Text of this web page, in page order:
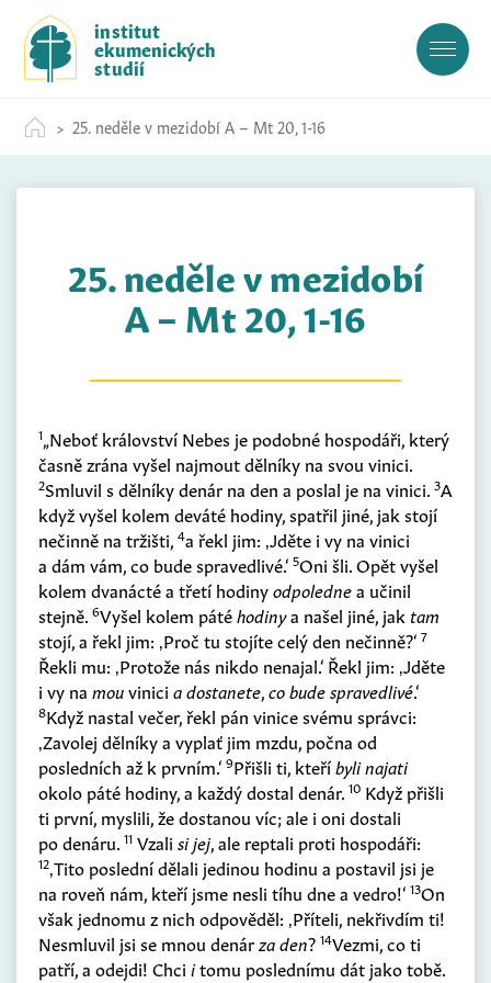
c
institut
ekumenických
studií
25. neděle v mezidobí A – Mt 20, 1-16
25. neděle v mezidobí
A – Mt 20, 1-16
1„Neboť království Nebes je podobné hospodáři, který
časně zrána vyšel najmout dělníky na svou vinici.
2Smluvil s dělníky denár na den a poslal je na vinici. 3A
když vyšel kolem deváté hodiny, spatřil jiné, jak stojí
nečinně na tržišti, 4a řekl jim: ‚Jděte i vy na vinici
a dám vám, co bude spravedlivé.‘ 5Oni šli. Opět vyšel
kolem dvanácté a třetí hodinyodpolednea učinil
stejně. 6Vyšel kolem pátéhodinya našel jiné, jak tam
stojí, a řekl jim: ‚Proč tu stojíte celý den nečinně?‘ 7
Řekli mu: ‚Protože nás nikdo nenajal.‘ Řekl jim: ‚Jděte
i vy na mouvinici a dostanete,co bude spravedlivé.‘
8Když nastal večer, řekl pán vinice svému správci:
‚Zavolej dělníky a vyplať jim mzdu, počna od
posledních až k prvním.‘ 9Přišli ti, kteříbyli najati
okolo páté hodiny, a každý dostal denár. 10 Když přišli
ti první, myslili, že dostanou víc; ale i oni dostali
po denáru. 11 Vzali si jej, ale reptali proti hospodáři:
12‚Tito poslední dělali jedinou hodinu a postavil jsi je
na roveň nám, kteří jsme nesli tíhu dne a vedro!‘ 13On
však jednomu z nich odpověděl: ‚Příteli, nekřivdím ti!
Nesmluvil jsi se mnou denárza den? 14Vezmi, co ti
patří, a odejdi! Chci itomu poslednímu dát jako tobě.